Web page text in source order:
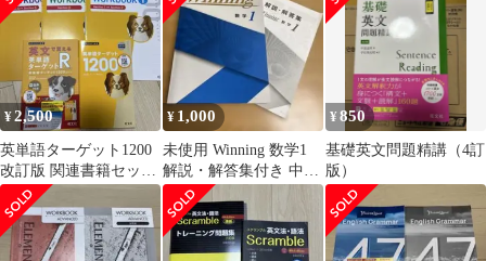
¥2,500
英単語ターゲット1200
改訂版 関連書籍セッ
ト 書き込みノート付
き
¥ 1,000
未使用 Winning 数学1
解説・解答集付き 中1
参考書
¥850
基礎英文問題精講（4訂
版）